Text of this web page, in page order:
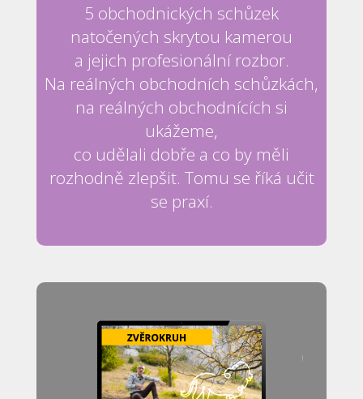
5 obchodnických schůzek
natočených skrytou kamerou
a jejich profesionální rozbor.
Na reálných obchodních schůzkách,
na reálných obchodnících si
ukážeme,
co udělali dobře a co by měli
rozhodně zlepšit. Tomu se říká učit
se praxí.